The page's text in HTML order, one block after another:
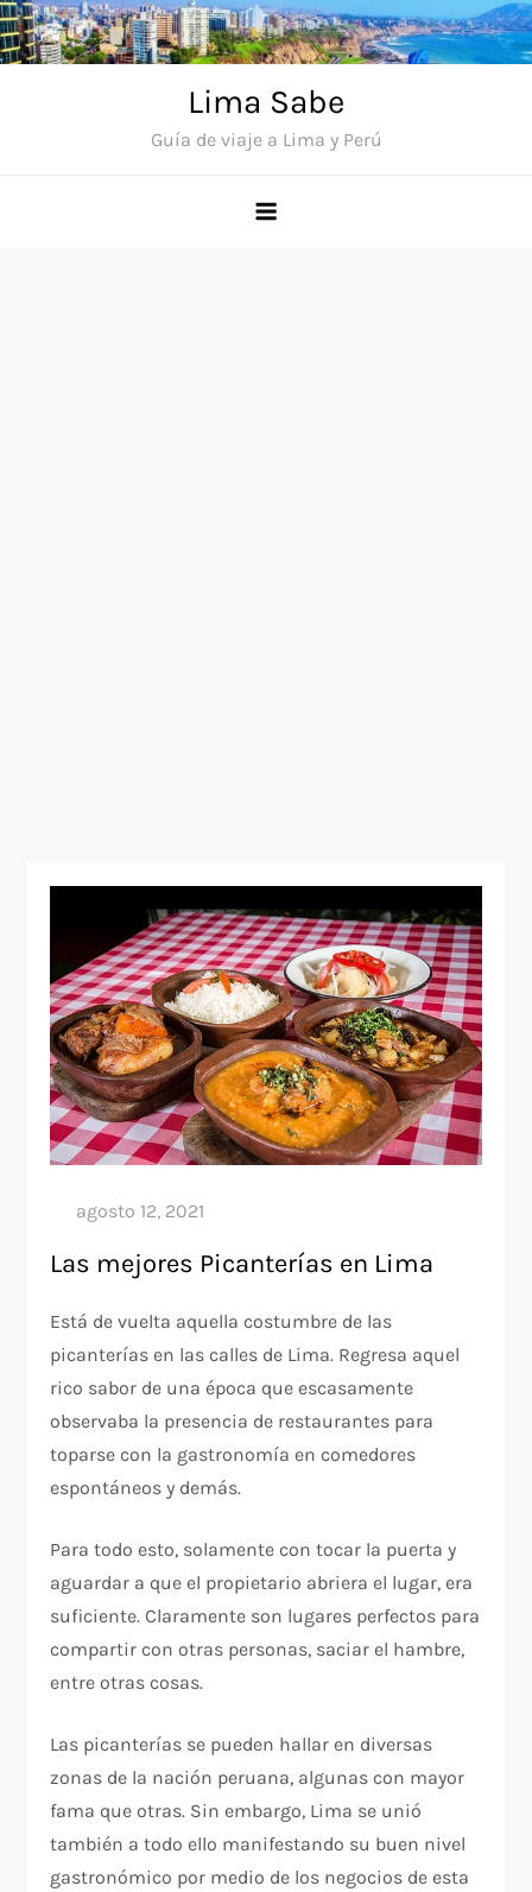
Saltar
al
Lima Sabe
Guía de viaje a Lima y Perú
Las mejores Picanterías en Lima
Está de vuelta aquella costumbre de las
picanterías en las calles de Lima. Regresa aquel
rico sabor de una época que escasamente
observaba la presencia de restaurantes para
toparse con la gastronomía en comedores
espontáneos y demás.
Para todo esto, solamente con tocar la puerta y
aguardar a que el propietario abriera el lugar, era
suficiente. Claramente son lugares perfectos para
compartir con otras personas, saciar el hambre,
entre otras cosas.
Las picanterías se pueden hallar en diversas
zonas de la nación peruana, algunas con mayor
fama que otras. Sin embargo, Lima se unió
también a todo ello manifestando su buen nivel
gastronómico por medio de los negocios de esta